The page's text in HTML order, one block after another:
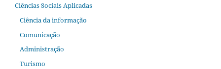
Ciências Sociais Aplicadas
Ciência da informação
Comunicação
Administração
Turismo